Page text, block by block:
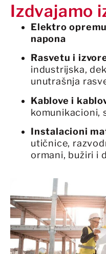
Izdvajamo
Elektro
napona
Rasvetu i
industrijska,
unutrašnja
Kablove i
komunikacioni,
Instalacioni
utičnice,
ormani, bužiri i